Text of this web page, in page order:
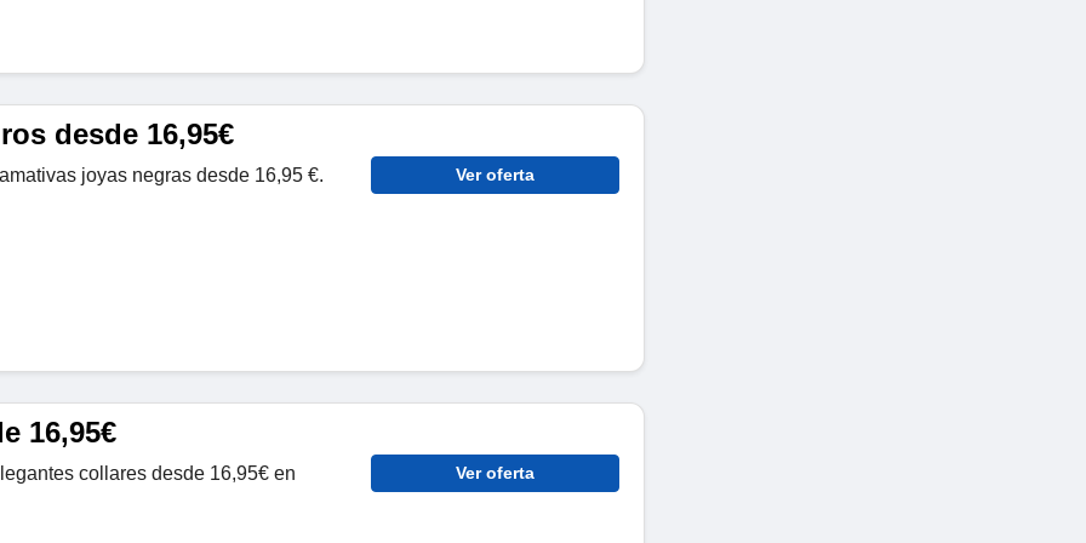
desde 16,95€
joyas negras desde 16,95 €. Ver oferta
16,95€
collares desde 16,95€ en Ver oferta